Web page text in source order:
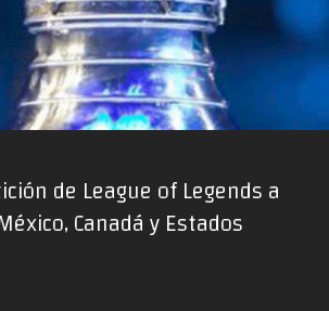
de League of Legends a
Canadá y Estados